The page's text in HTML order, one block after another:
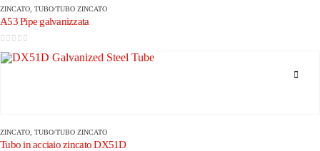
ZINCATO TUBO/TUBO ZINCATO
A53 Pipe galvanizzata
ZINCATO TUBO/TUBO ZINCATO
Tubo in acciaio zincato DX51D